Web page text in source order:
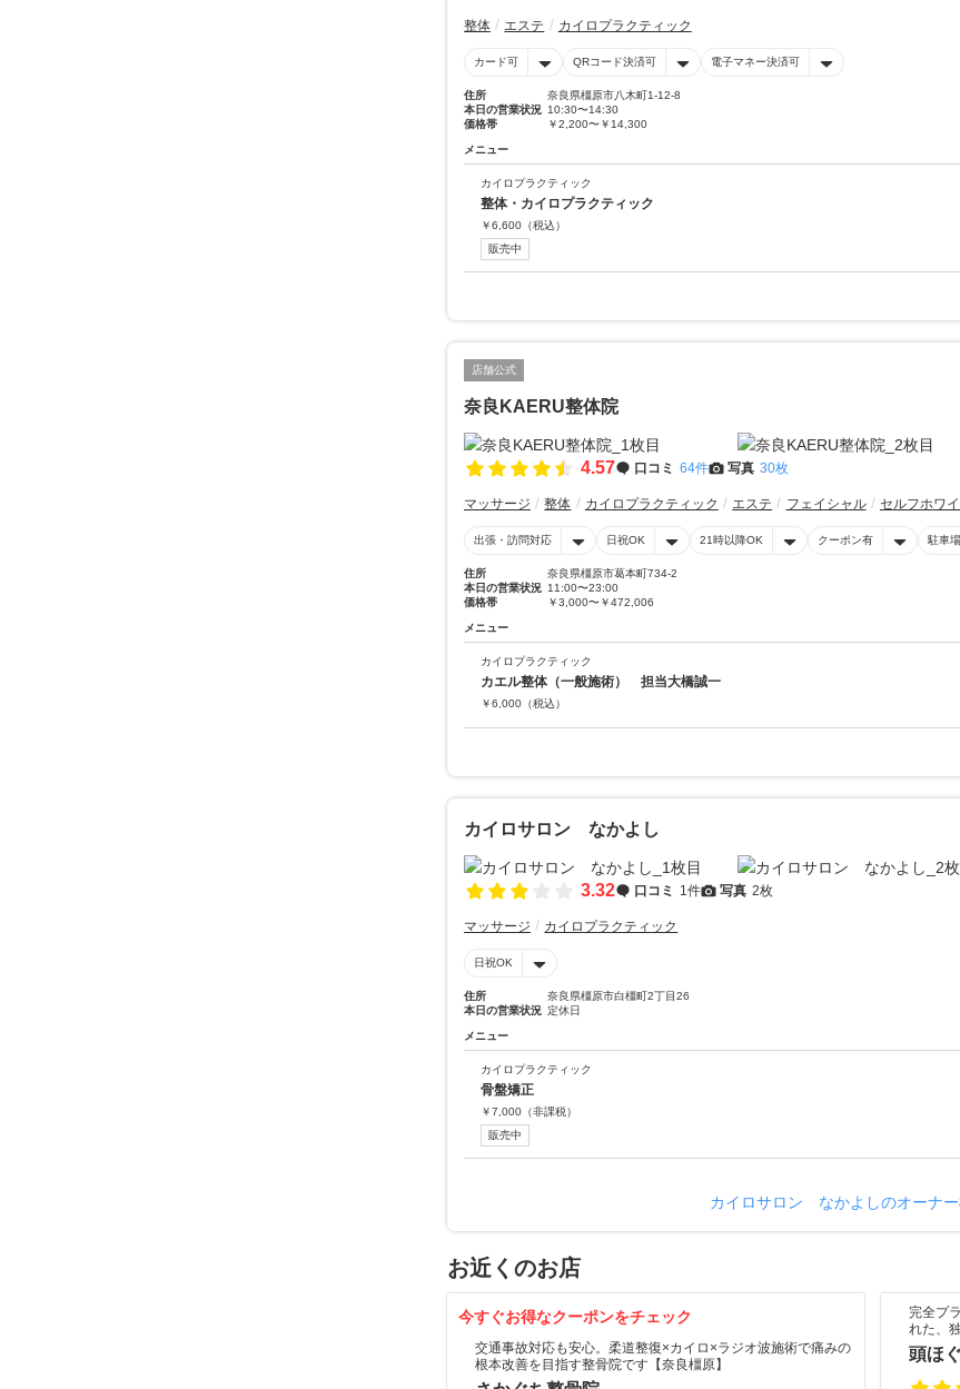
整体 エステ カイロプラクティック
カード可 QRコード決済可 電子マネー決済可
住所
奈良県橿原市八木町1-12-8
本日の営業状況 10:30〜14:30
価格帯
￥2,200〜￥14,300
メニュー
カイロプラクティック
整体・カイロプラクティック
￥6,600 （税込）
販売中
店舗公式
奈良KAERU整体院
4.57 口コミ 64件 写真 30枚
マッサージ 整体 カイロプラクティック エステ フェイシャル セルフホワ
出張・訪問対応 日祝OK 21時以降OK クーポン有 駐車
住所
奈良県橿原市葛本町734-2
本日の営業状況 11:00〜23:00
価格帯
￥3,000〜￥472,006
メニュー
カイロプラクティック
カエル整体（一般施術） 担当大橋誠一
￥6,000 （税込）
カイロサロン なかよし
3.32 口コミ 1件 写真 2枚
マッサージ カイロプラクティック
日祝OK
住所
奈良県橿原市白橿町2丁目26
本日の営業状況 定休日
メニュー
カイロプラクティック
骨盤矯正
￥7,000 （非課税）
販売中
カイロサロン なかよしのオーナー
お近くのお店
今すぐお得なクーポンをチェック
交通事故対応も安心。柔道整復×カイロ×ラジオ波施術で痛みの
根本改善を目指す整骨院です【奈良橿原】
完全プ
れた、
頭ほ